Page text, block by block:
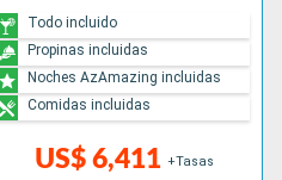
US$ 6,411 +Tasas
Todo incluido
Propinas incluidas
Noches AzAmazing incluidas
Comidas incluidas